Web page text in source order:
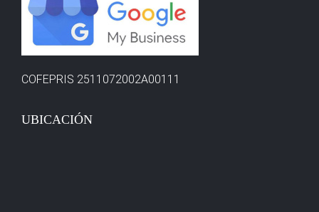
COFEPRIS 2511072002A00111
UBICACIÓN